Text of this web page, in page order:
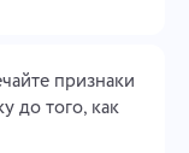
признаки
до того, как